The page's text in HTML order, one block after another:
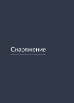
Снаряжение